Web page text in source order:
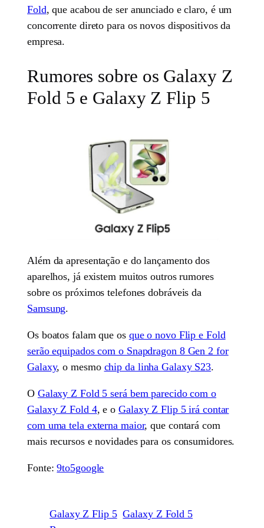
Fold, que acabou de ser anunciado e claro, é um
concorrente direto para os novos dispositivos da
empresa.
Rumores sobre os Galaxy Z
Fold 5 e Galaxy Z Flip 5
Além da apresentação e do lançamento dos
aparelhos, já existem muitos outros rumores
sobre os próximos telefones dobráveis da
Samsung.
Os boatos falam que os que o novo Flip e Fold
serão equipados com o Snapdragon 8 Gen 2 for
Galaxy, o mesmo chip da linha Galaxy S23.
O Galaxy Z Fold 5 será bem parecido com o
Galaxy Z Fold 4, e o Galaxy Z Flip 5 irá contar
com uma tela externa maior, que contará com
mais recursos e novidades para os consumidores.
Fonte:9to5google
Galaxy Z Flip 5 Galaxy Z Fold 5